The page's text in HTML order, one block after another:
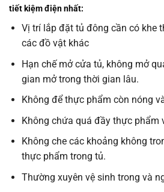
tiết kiệm điện nhất:
Vị trí lắp đặt tủ đông cần có khe
các đồ vật khác
Hạn chế mở cửa tủ, không mở
gian mở trong thời gian lâu.
Không để thực phẩm còn nóng
Không chứa quá đầy thực phẩm
Không che các khoảng không
thực phẩm trong tủ.
Thường xuyên vệ sinh trong và